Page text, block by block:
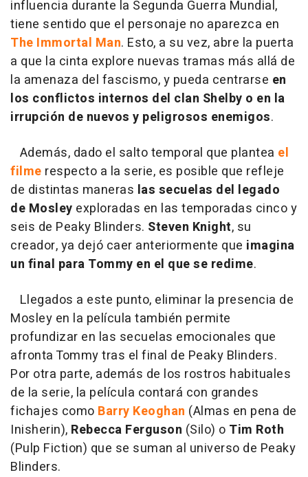
influencia durante la Segunda Guerra Mundial,
tiene sentido que el personaje no aparezca en
The Immortal Man. Esto, a su vez, abre la puerta
a que la cinta explore nuevas tramas más allá de
la amenaza del fascismo, y pueda centrarse en
los conflictos internos del clan Shelby o en la
irrupción de nuevos y peligrosos enemigos.
Además, dado el salto temporal que plantea el
filme respecto a la serie, es posible que refleje
de distintas maneras las secuelas del legado
de Mosley exploradas en las temporadas cinco y
seis de Peaky Blinders. Steven Knight, su
creador, ya dejó caer anteriormente que imagina
un final para Tommy en el que se redime.
Llegados a este punto, eliminar la presencia de
Mosley en la película también permite
profundizar en las secuelas emocionales que
afronta Tommy tras el final de Peaky Blinders.
Por otra parte, además de los rostros habituales
de la serie, la película contará con grandes
fichajes como Barry Keoghan (Almas en pena de
Inisherin), Rebecca Ferguson (Silo) o Tim Roth
(Pulp Fiction) que se suman al universo de Peaky
Blinders.